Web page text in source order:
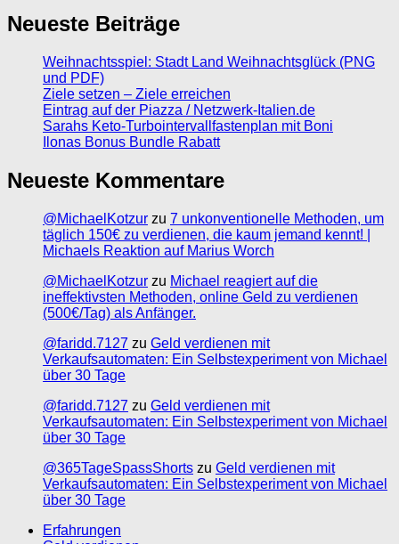
Neueste Beiträge
Weihnachtsspiel: Stadt Land Weihnachtsglück (PNG
und PDF)
Ziele setzen – Ziele erreichen
Eintrag auf der Piazza / Netzwerk-Italien.de
Sarahs Keto-Turbointervallfastenplan mit Boni
Ilonas Bonus Bundle Rabatt
Neueste Kommentare
@MichaelKotzur zu 7 unkonventionelle Methoden, um
täglich 150€ zu verdienen, die kaum jemand kennt! |
Michaels Reaktion auf Marius Worch
@MichaelKotzur zu Michael reagiert auf die
ineffektivsten Methoden, online Geld zu verdienen
(500€/Tag) als Anfänger.
@faridd.7127 zu Geld verdienen mit
Verkaufsautomaten: Ein Selbstexperiment von Michael
über 30 Tage
@faridd.7127 zu Geld verdienen mit
Verkaufsautomaten: Ein Selbstexperiment von Michael
über 30 Tage
@365TageSpassShorts zu Geld verdienen mit
Verkaufsautomaten: Ein Selbstexperiment von Michael
über 30 Tage
Erfahrungen